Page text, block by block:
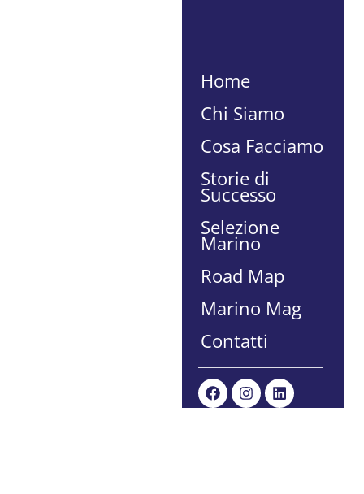
Home
Chi Siamo
Cosa Facciamo
Storie di
Successo
Selezione
Marino
Road Map
Marino Mag
Contatti